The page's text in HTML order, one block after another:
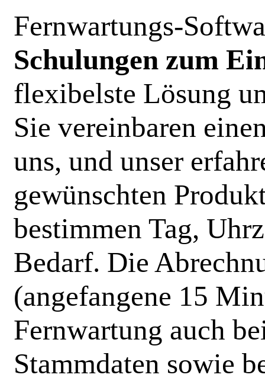
Fernwartungs-
Schulungen zum
flexibelste Lösung
Sie vereinbaren
uns, und unser
gewünschten
bestimmen Tag,
Bedarf. Die
(angefangene 15
Fernwartung auch
Stammdaten sowie